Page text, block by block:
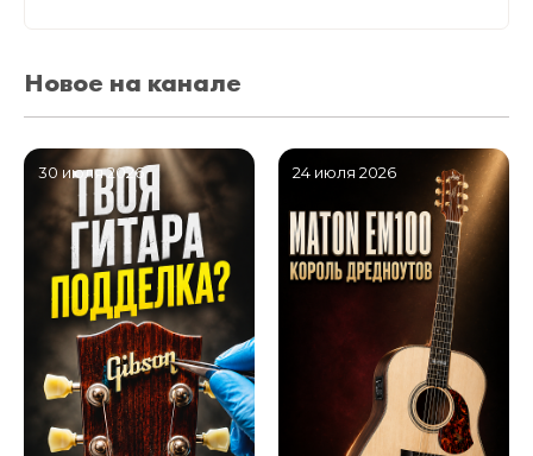
Новое на канале
30 июля 2026 24 июля 2026